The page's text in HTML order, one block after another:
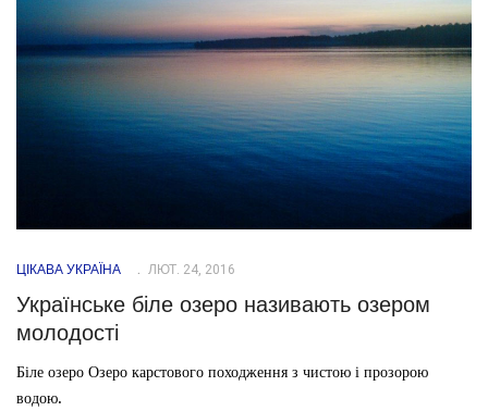
ЦІКАВА УКРАЇНА ЛЮТ. 24, 2016
Українське біле озеро називають озером
молодості
Біле озеро Озеро карстового походження з чистою і прозорою
водою.